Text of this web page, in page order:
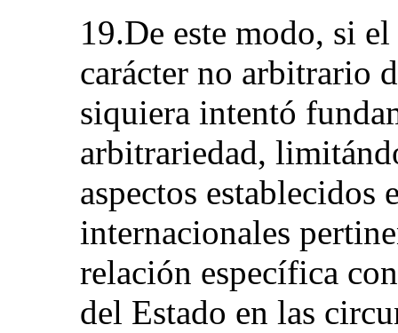
19.De este modo, si
carácter no arbitrario
siquiera intentó
arbitrariedad,
aspectos establecidos
internacionales
relación específica
del Estado en las